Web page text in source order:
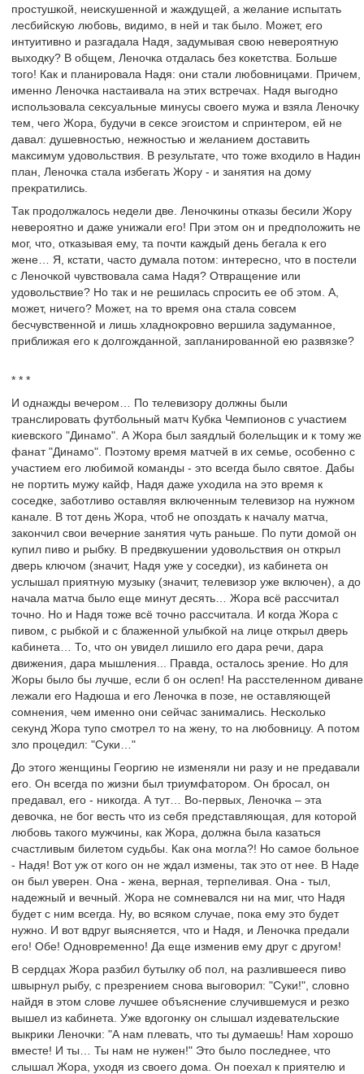
простушкой, неискушенной и жаждущей, а желание испытать
лесбийскую любовь, видимо, в ней и так было. Может, его
интуитивно и разгадала Надя, задумывая свою невероятную
выходку? В общем, Леночка отдалась без кокетства. Больше
того! Как и планировала Надя: они стали любовницами. Причем,
именно Леночка настаивала на этих встречах. Надя выгодно
использовала сексуальные минусы своего мужа и взяла Леночку
тем, чего Жора, будучи в сексе эгоистом и спринтером, ей не
давал: душевностью, нежностью и желанием доставить
максимум удовольствия. В результате, что тоже входило в Надин
план, Леночка стала избегать Жору - и занятия на дому
прекратились.
Так продолжалось недели две. Леночкины отказы бесили Жору
невероятно и даже унижали его! При этом он и предположить не
мог, что, отказывая ему, та почти каждый день бегала к его
жене… Я, кстати, часто думала потом: интересно, что в постели
с Леночкой чувствовала сама Надя? Отвращение или
удовольствие? Но так и не решилась спросить ее об этом. А,
может, ничего? Может, на то время она стала совсем
бесчувственной и лишь хладнокровно вершила задуманное,
приближая его к долгожданной, запланированной ею развязке?
* * *
И однажды вечером… По телевизору должны были
транслировать футбольный матч Кубка Чемпионов с участием
киевского "Динамо". А Жора был заядлый болельщик и к тому же
фанат "Динамо". Поэтому время матчей в их семье, особенно с
участием его любимой команды - это всегда было святое. Дабы
не портить мужу кайф, Надя даже уходила на это время к
соседке, заботливо оставляя включенным телевизор на нужном
канале. В тот день Жора, чтоб не опоздать к началу матча,
закончил свои вечерние занятия чуть раньше. По пути домой он
купил пиво и рыбку. В предвкушении удовольствия он открыл
дверь ключом (значит, Надя уже у соседки), из кабинета он
услышал приятную музыку (значит, телевизор уже включен), а до
начала матча было еще минут десять… Жора всё рассчитал
точно. Но и Надя тоже всё точно рассчитала. И когда Жора с
пивом, с рыбкой и с блаженной улыбкой на лице открыл дверь
кабинета… То, что он увидел лишило его дара речи, дара
движения, дара мышления... Правда, осталось зрение. Но для
Жоры было бы лучше, если б он ослеп! На расстеленном диване
лежали его Надюша и его Леночка в позе, не оставляющей
сомнения, чем именно они сейчас занимались. Несколько
секунд Жора тупо смотрел то на жену, то на любовницу. А потом
зло процедил: "Суки…"
До этого женщины Георгию не изменяли ни разу и не предавали
его. Он всегда по жизни был триумфатором. Он бросал, он
предавал, его - никогда. А тут… Во-первых, Леночка – эта
девочка, не бог весть что из себя представляющая, для которой
любовь такого мужчины, как Жора, должна была казаться
счастливым билетом судьбы. Как она могла?! Но самое больное
- Надя! Вот уж от кого он не ждал измены, так это от нее. В Наде
он был уверен. Она - жена, верная, терпеливая. Она - тыл,
надежный и вечный. Жора не сомневался ни на миг, что Надя
будет с ним всегда. Ну, во всяком случае, пока ему это будет
нужно. И вот вдруг выясняется, что и Надя, и Леночка предали
его! Обе! Одновременно! Да еще изменив ему друг с другом!
В сердцах Жора разбил бутылку об пол, на разлившееся пиво
швырнул рыбу, с презрением снова выговорил: "Суки!", словно
найдя в этом слове лучшее объяснение случившемуся и резко
вышел из кабинета. Уже вдогонку он слышал издевательские
выкрики Леночки: "А нам плевать, что ты думаешь! Нам хорошо
вместе! И ты… Ты нам не нужен!" Это было последнее, что
слышал Жора, уходя из своего дома. Он поехал к приятелю и